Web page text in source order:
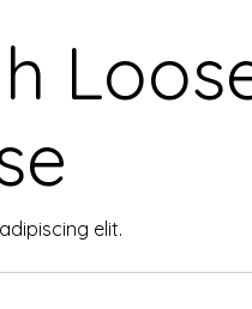
elit.